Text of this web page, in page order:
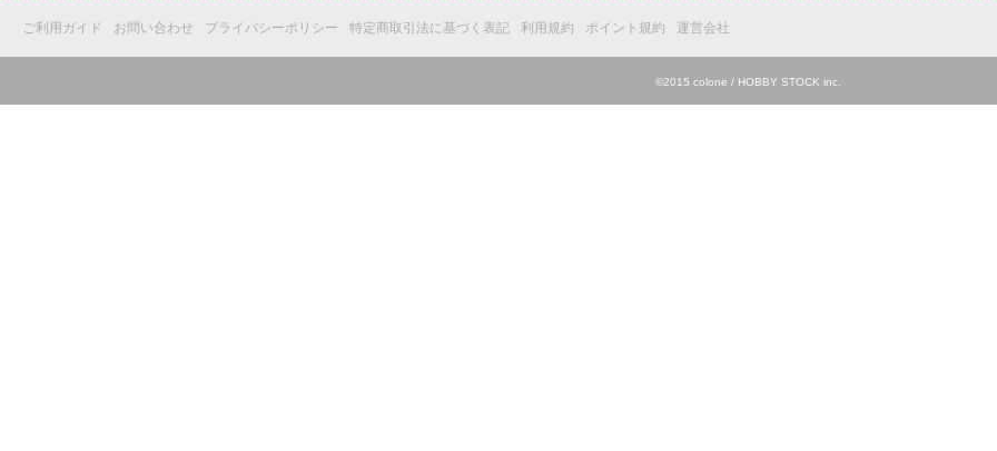
ご利用ガイド お問い合わせ プライバシーポリシー 特定商取引法に基づく表記 利用規約 ポイント規約 運営会社
©2015 colone / HOBBY STOCK inc.